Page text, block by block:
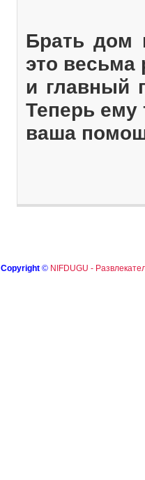
Брать дом
это весьма
и главный
Теперь ему
ваша
Copyright © NIFDUGU -